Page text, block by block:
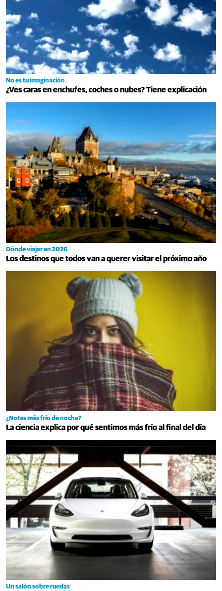
No es tu imaginación
¿Ves caras en enchufes, coches o nubes? Tiene explicación
Dónde viajar en 2026
Los destinos que todos van a querer visitar el próximo año
¿Notas más frío de noche?
La ciencia explica por qué sentimos más frío al final del día
Un salón sobre ruedas